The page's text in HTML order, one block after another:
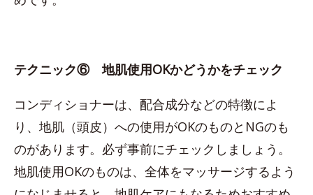
テクニック⑥ 地肌使用OKかどうかをチェック
コンディショナーは、配合成分などの特徴によ
り、地肌（頭皮）への使用がOKのものとNGのも
のがあります。必ず事前にチェックしましょう。
地肌使用OKのものは、全体をマッサージするよう